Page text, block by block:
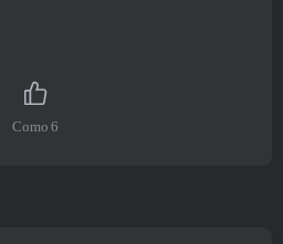
Como 6